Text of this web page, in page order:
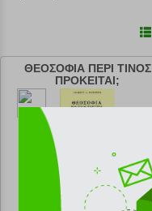
ΘΕΟΣΟΦΙΑ ΠΕΡΙ ΤΙΝΟΣ
ΠΡΟΚΕΙΤΑΙ;
κωδ. 108204032
17.10 €
Ελάχιστη 30 ημερών 19.00 €